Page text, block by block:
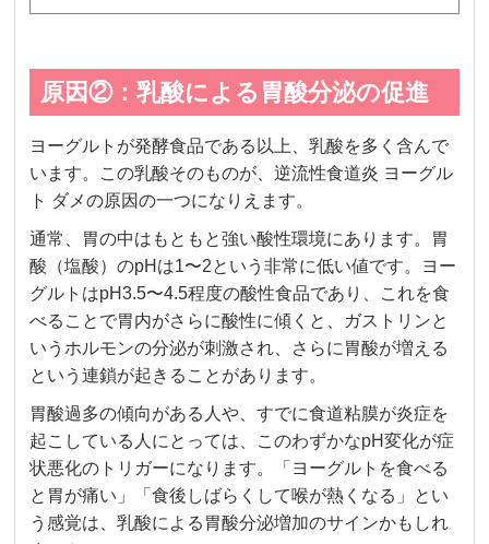
原因②：乳酸による胃酸分泌の促進
ヨーグルトが発酵食品である以上、乳酸を多く含んで
います。この乳酸そのものが、逆流性食道炎 ヨーグル
ト ダメの原因の一つになりえます。
通常、胃の中はもともと強い酸性環境にあります。胃
酸（塩酸）のpHは1〜2という非常に低い値です。ヨー
グルトはpH3.5〜4.5程度の酸性食品であり、これを食
べることで胃内がさらに酸性に傾くと、ガストリンと
いうホルモンの分泌が刺激され、さらに胃酸が増える
という連鎖が起きることがあります。
胃酸過多の傾向がある人や、すでに食道粘膜が炎症を
起こしている人にとっては、このわずかなpH変化が症
状悪化のトリガーになります。「ヨーグルトを食べる
と胃が痛い」「食後しばらくして喉が熱くなる」とい
う感覚は、乳酸による胃酸分泌増加のサインかもしれ